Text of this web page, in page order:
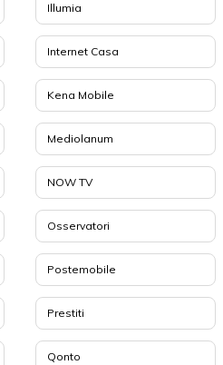
Illumia
Internet Casa
Kena Mobile
Mediolanum
NOW TV
Osservatori
Postemobile
Prestiti
Qonto